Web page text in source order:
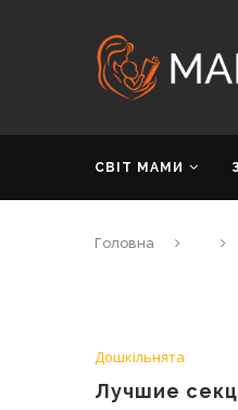
СВІТ МАМИ
Головна
Дошкільнята
Лучшие